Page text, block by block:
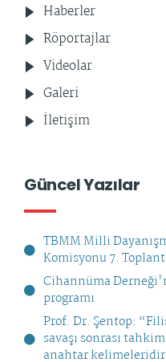
Haberler
Röportajlar
Videolar
Galeri
İletişim
Güncel Yazılar
TBMM Milli
Komisyonu 7.
Cihannüma
programı
Prof. Dr. Şentop:
savaşı sonrası
anahtar